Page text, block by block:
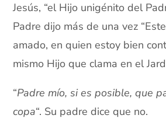
Jesús, “el Hijo unigénito del
Padre dijo más de una vez
amado, en quien estoy bien
mismo Hijo que clama en el
“Padre mío, si es posible, que
copa“. Su padre dice que no.